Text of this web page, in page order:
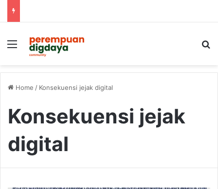
Menu
Home / Konsekuensi jejak digital
Konsekuensi jejak
digital